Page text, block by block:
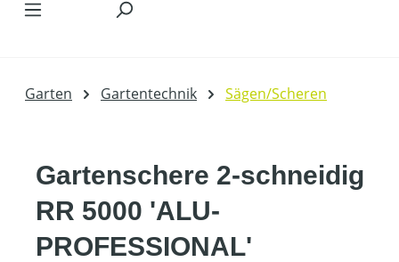
Garten Gartentechnik Sägen/Scheren
Gartenschere 2-schneidig
RR 5000 'ALU-
PROFESSIONAL'